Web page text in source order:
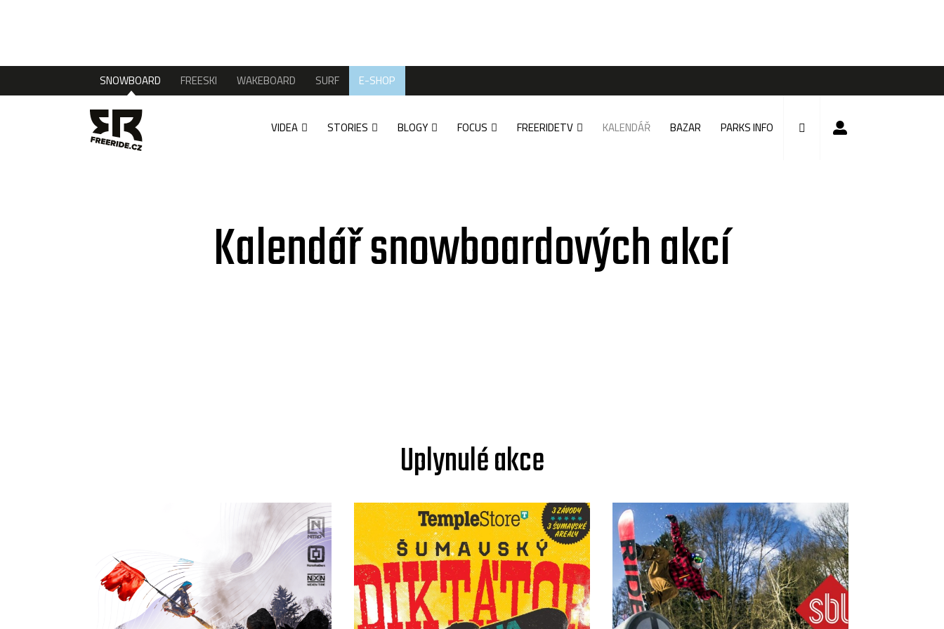
SNOWBOARD FREESKI WAKEBOARD SURF E-SHOP
VIDEA STORIES BLOGY FOCUS FREERIDETV KALENDÁŘ BAZAR PARKS INFO
Kalendář snowboardových akcí
Uplynulé akce